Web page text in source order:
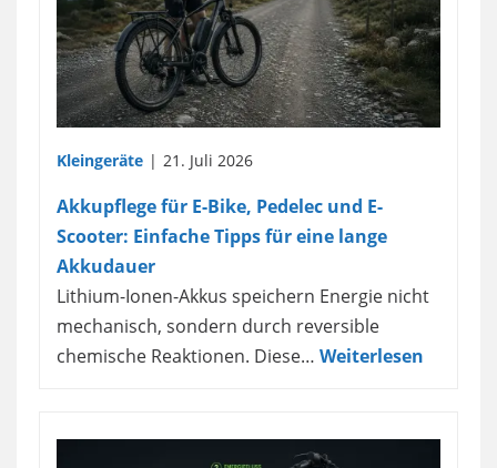
Kleingeräte 21. Juli 2026
Akkupflege für E-Bike, Pedelec und E-
Scooter: Einfache Tipps für eine lange
Akkudauer
Lithium-Ionen-Akkus speichern Energie nicht
mechanisch, sondern durch reversible
chemische Reaktionen. Diese… Weiterlesen